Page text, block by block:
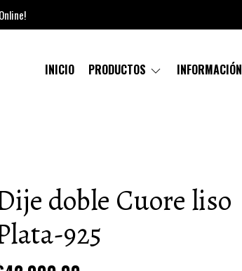
INICIO PRODUCTOS INFORMACIÓN
doble Cuore liso
925